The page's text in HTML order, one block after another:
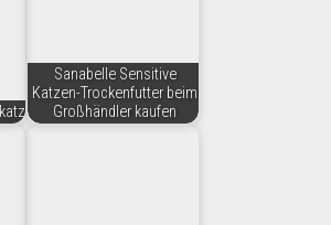
Sanabelle Sensitive
Katzen-Trockenfutter beim
Großhändler kaufen